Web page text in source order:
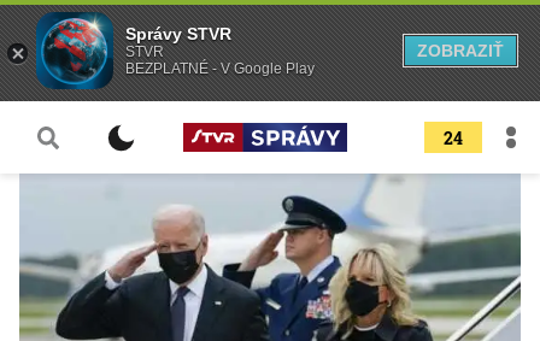
24
Správy STVR
STVR
BEZPLATNÉ - V Google Play
ZOBRAZIŤ